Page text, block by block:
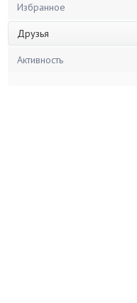
Избранное
Друзья
Активность